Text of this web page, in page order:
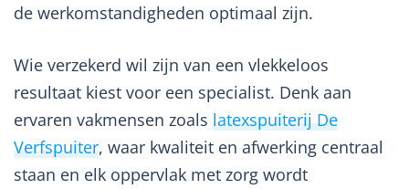
de werkomstandigheden optimaal zijn.
Wie verzekerd wil zijn van een vlekkeloos
resultaat kiest voor een specialist. Denk aan
ervaren vakmensen zoals latexspuiterij De
Verfspuiter, waar kwaliteit en afwerking centraal
staan en elk oppervlak met zorg wordt